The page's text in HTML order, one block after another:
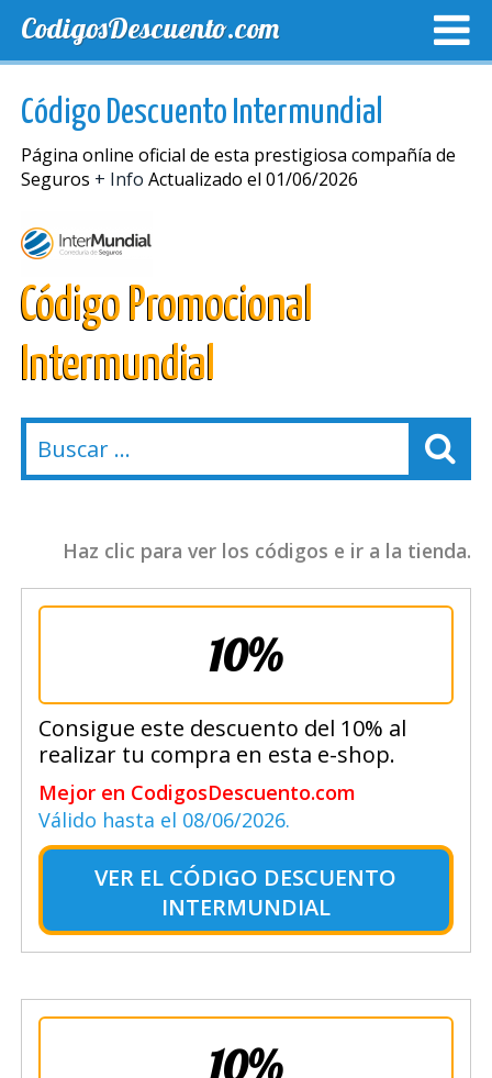
CodigosDescuento.com
Código Descuento Intermundial
Página online oficial de esta prestigiosa compañía de
Seguros + Info Actualizado el 01/06/2026
Código Promocional
Intermundial
Haz clic para ver los códigos e ir a la tienda.
10%
Consigue este descuento del 10% al
realizar tu compra en esta e-shop.
Mejor en CodigosDescuento.com
Válido hasta el 08/06/2026.
VER EL CÓDIGO DESCUENTO
INTERMUNDIAL
10%